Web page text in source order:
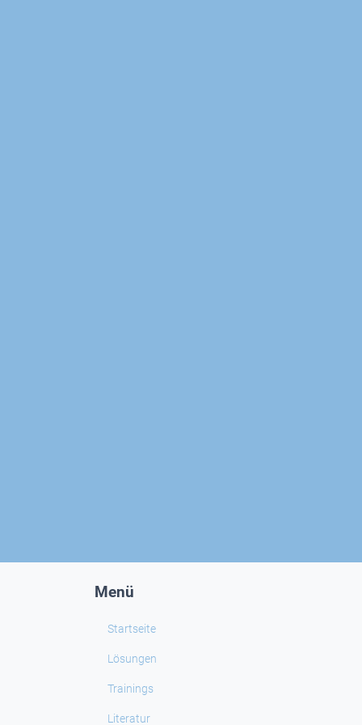
Menü
Startseite
Lösungen
Trainings
Literatur